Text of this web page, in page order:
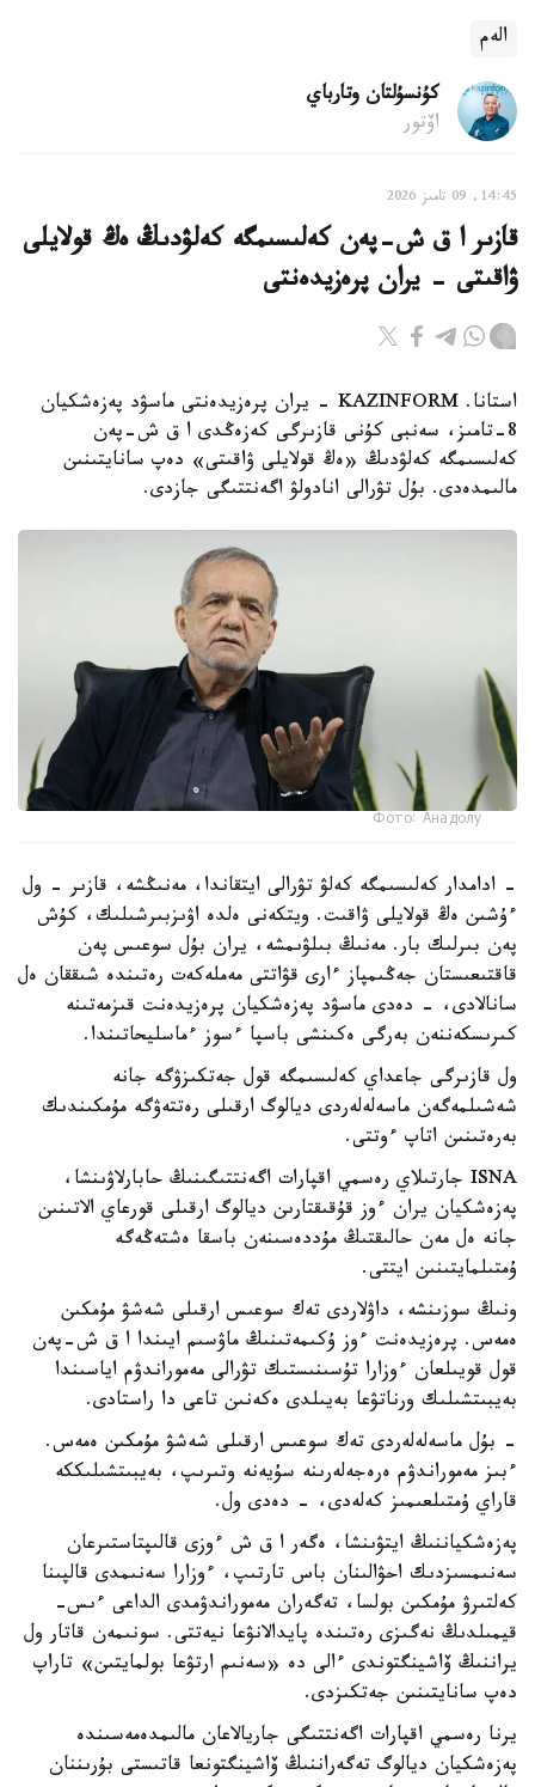
الەم
كۇنسۇلتان وتارباي
اۆتور
14:45, 09 تامىز 2026
قازىر ا ق ش-پەن كەلىسىمگە كەلۋدىڭ ەڭ قولايلى
ۋاقىتى - يران پرەزيدەنتى
استانا. KAZINFORM - يران پرەزيدەنتى ماسۋد پەزەشكيان
8-تامىز، سەنبى كۇنى قازىرگى كەزەڭدى ا ق ش-پەن
كەلىسىمگە كەلۋدىڭ «ەڭ قولايلى ۋاقىتى» دەپ سانايتىنىن
مالىمدەدى. بۇل تۋرالى انادولۋ اگەنتتىگى جازدى.
Фото: Анадолу
- ادامدار كەلىسىمگە كەلۋ تۋرالى ايتقاندا، مەنىڭشە، قازىر - ول
ءۇشىن ەڭ قولايلى ۋاقىت. ويتكەنى ەلدە اۋىزبىرشىلىك، كۇش
پەن بىرلىك بار. مەنىڭ بىلۋىمشە، يران بۇل سوعىس پەن
قاقتىعىستان جەڭىمپاز ءارى قۋاتتى مەملەكەت رەتىندە شىققان ەل
سانالادى، - دەدى ماسۋد پەزەشكيان پرەزيدەنت قىزمەتىنە
كىرىسكەننەن بەرگى ەكىنشى باسپا ءسوز ءماسليحاتىندا.
ول قازىرگى جاعداي كەلىسىمگە قول جەتكىزۋگە جانە
شەشىلمەگەن ماسەلەلەردى ديالوگ ارقىلى رەتتەۋگە مۇمكىندىك
بەرەتىنىن اتاپ ءوتتى.
ISNA جارتىلاي رەسمي اقپارات اگەنتتىگىنىڭ حابارلاۋىنشا،
پەزەشكيان يران ءوز قۇقىقتارىن ديالوگ ارقىلى قورعاي الاتىنىن
جانە ەل مەن حالىقتىڭ مۇددەسىنەن باسقا ەشتەڭەگە
ۇمتىلمايتىنىن ايتتى.
ونىڭ سوزىنشە، داۋلاردى تەك سوعىس ارقىلى شەشۋ مۇمكىن
ەمەس. پرەزيدەنت ءوز ۇكىمەتىنىڭ ماۋسىم ايىندا ا ق ش-پەن
قول قويىلعان ءوزارا تۇسىنىستىك تۋرالى مەموراندۋم اياسىندا
بەيبىتشىلىك ورناتۋعا بەيىلدى ەكەنىن تاعى دا راستادى.
- بۇل ماسەلەلەردى تەك سوعىس ارقىلى شەشۋ مۇمكىن ەمەس.
ءبىز مەموراندۋم ەرەجەلەرىنە سۇيەنە وتىرىپ، بەيبىتشىلىككە
قاراي ۇمتىلعىمىز كەلەدى، - دەدى ول.
پەزەشكياننىڭ ايتۋىنشا، ەگەر ا ق ش ءوزى قالىپتاستىرعان
سەنىمسىزدىك احۋالىنان باس تارتىپ، ءوزارا سەنىمدى قالپىنا
كەلتىرۋ مۇمكىن بولسا، تەگەران مەموراندۋمدى الداعى ءىس-
قيمىلدىڭ نەگىزى رەتىندە پايدالانۋعا نيەتتى. سونىمەن قاتار ول
يراننىڭ ۆاشينگتوندى ءالى دە «سەنىم ارتۋعا بولمايتىن» تاراپ
دەپ سانايتىنىن جەتكىزدى.
يرنا رەسمي اقپارات اگەنتتىگى جاريالاعان مالىمدەمەسىندە
پەزەشكيان ديالوگ تەگەراننىڭ ۆاشينگتونعا قاتىستى بۇرىننان